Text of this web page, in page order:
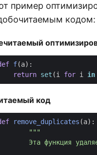
пример
кодом:
f(a):
return set (i for i in
код
remove_duplicates (a):